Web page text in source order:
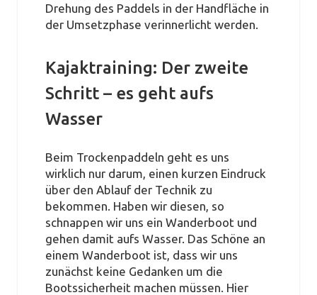
Drehung des Paddels in der Handfläche in
der Umsetzphase verinnerlicht werden.
Kajaktraining: Der zweite
Schritt – es geht aufs
Wasser
Beim Trockenpaddeln geht es uns
wirklich nur darum, einen kurzen Eindruck
über den Ablauf der Technik zu
bekommen. Haben wir diesen, so
schnappen wir uns ein Wanderboot und
gehen damit aufs Wasser. Das Schöne an
einem Wanderboot ist, dass wir uns
zunächst keine Gedanken um die
Bootssicherheit machen müssen. Hier